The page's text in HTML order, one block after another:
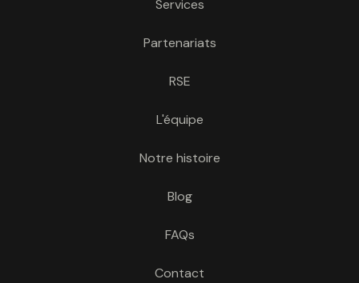
Services
Partenariats
RSE
L'équipe
Notre histoire
Blog
FAQs
Contact